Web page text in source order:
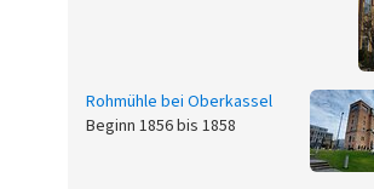
Rohmühle bei Oberkassel
Beginn 1856 bis 1858